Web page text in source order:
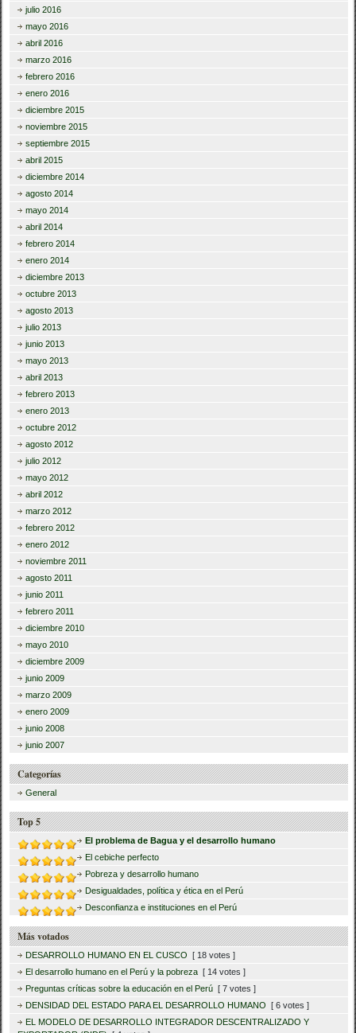
julio 2016
mayo 2016
abril 2016
marzo 2016
febrero 2016
enero 2016
diciembre 2015
noviembre 2015
septiembre 2015
abril 2015
diciembre 2014
agosto 2014
mayo 2014
abril 2014
febrero 2014
enero 2014
diciembre 2013
octubre 2013
agosto 2013
julio 2013
junio 2013
mayo 2013
abril 2013
febrero 2013
enero 2013
octubre 2012
agosto 2012
julio 2012
mayo 2012
abril 2012
marzo 2012
febrero 2012
enero 2012
noviembre 2011
agosto 2011
junio 2011
febrero 2011
diciembre 2010
mayo 2010
diciembre 2009
junio 2009
marzo 2009
enero 2009
junio 2008
junio 2007
Categorías
General
Top 5
El problema de Bagua y el desarrollo humano
El cebiche perfecto
Pobreza y desarrollo humano
Desigualdades, política y ética en el Perú
Desconfianza e instituciones en el Perú
Más votados
DESARROLLO HUMANO EN EL CUSCO [ 18 votes ]
El desarrollo humano en el Perú y la pobreza [ 14 votes ]
Preguntas críticas sobre la educación en el Perú [ 7 votes ]
DENSIDAD DEL ESTADO PARA EL DESARROLLO HUMANO [ 6 votes ]
EL MODELO DE DESARROLLO INTEGRADOR DESCENTRALIZADO Y